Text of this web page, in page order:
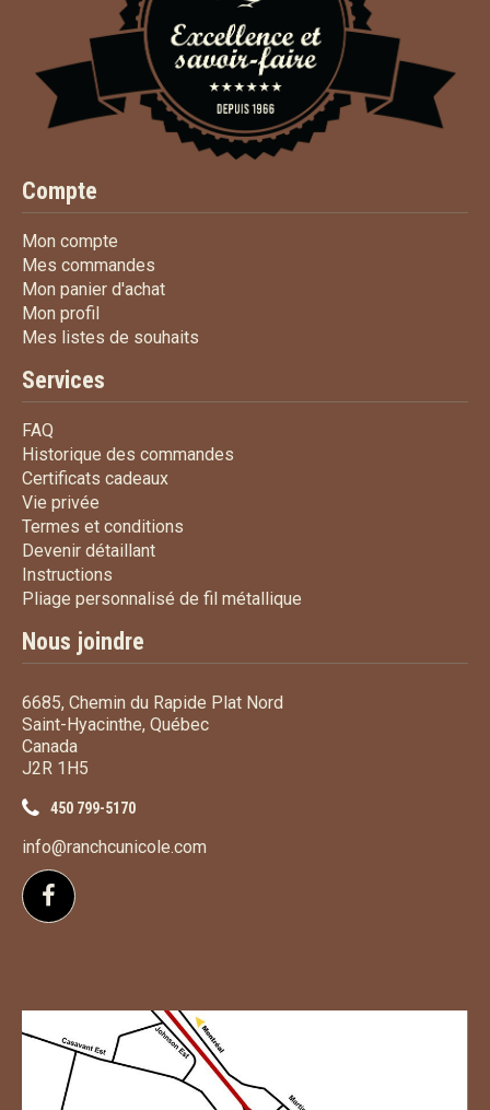
Compte
Mon compte
Mes commandes
Mon panier d'achatMon panier d'achat
Mon profil
Mes listes de souhaits
Services
FAQ
Historique des commandes
Certificats cadeauxCertificats cadeaux
Vie privée
Termes et conditions
Devenir détaillantDevenir détaillant
Instructions
Pliage personnalisé de fil métallique
Nous joindre
6685, Chemin du Rapide Plat Nord
Saint-Hyacinthe, Québec
Canada
J2R 1H5
450 799-5170
info@ranchcunicole.com
Suivez-nous sur Facebook